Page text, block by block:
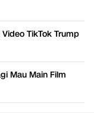
TikTok Trump
Mau Main Film